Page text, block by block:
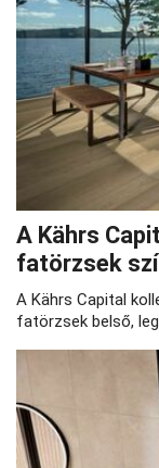
A Kährs
fatörzsek
A Kährs Capital
fatörzsek belső,